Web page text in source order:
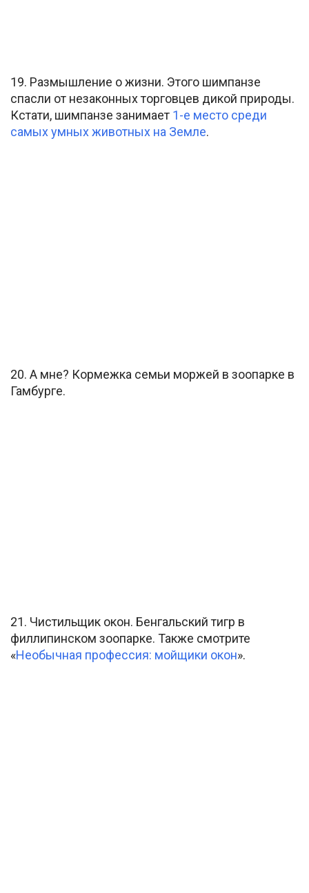
19. Размышление о жизни. Этого шимпанзе
спасли от незаконных торговцев дикой природы.
Кстати, шимпанзе занимает 1-е место среди
самых умных животных на Земле.
20. А мне? Кормежка семьи моржей в зоопарке в
Гамбурге.
21. Чистильщик окон. Бенгальский тигр в
филлипинском зоопарке. Также смотрите
«Необычная профессия: мойщики окон».